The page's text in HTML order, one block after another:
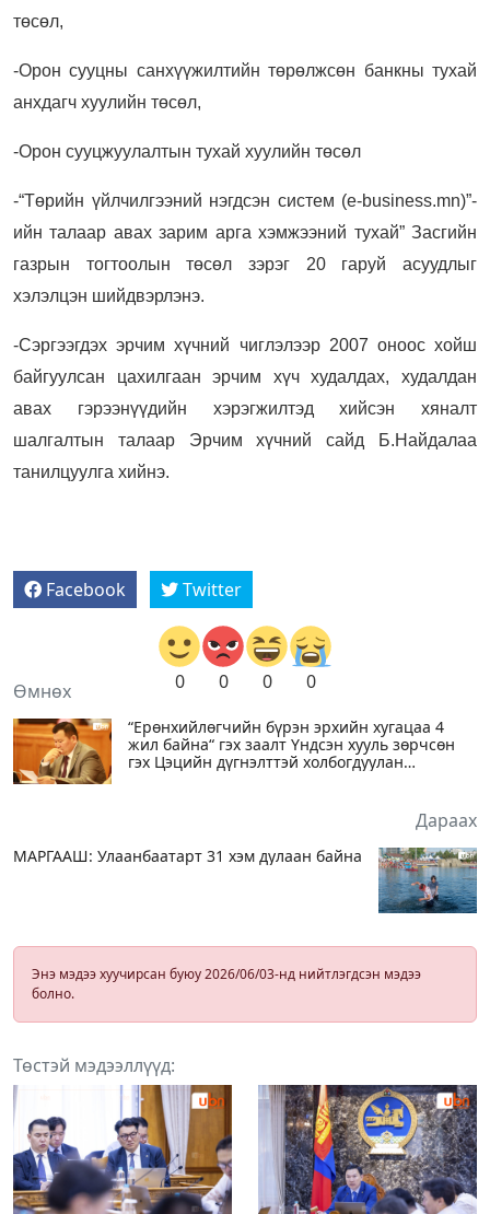
төсөл,
-Орон сууцны санхүүжилтийн төрөлжсөн банкны тухай
анхдагч хуулийн төсөл,
-Орон сууцжуулалтын тухай хуулийн төсөл
-“Төрийн үйлчилгээний нэгдсэн систем (e-business.mn)”-
ийн талаар авах зарим арга хэмжээний тухай” Засгийн
газрын тогтоолын төсөл зэрэг 20 гаруй асуудлыг
хэлэлцэн шийдвэрлэнэ.
-Сэргээгдэх эрчим хүчний чиглэлээр 2007 оноос хойш
байгуулсан цахилгаан эрчим хүч худалдах, худалдан
авах гэрээнүүдийн хэрэгжилтэд хийсэн хяналт
шалгалтын талаар Эрчим хүчний сайд Б.Найдалаа
танилцуулга хийнэ.
Facebook Twitter
0 0 0 0
Өмнөх
“Ерөнхийлөгчийн бүрэн эрхийн хугацаа 4
жил байна“ гэх заалт Үндсэн хууль зөрчсөн
гэх Цэцийн дүгнэлттэй холбогдуулан
Дараах
МАРГААШ: Улаанбаатарт 31 хэм дулаан байна
Энэ мэдээ хуучирсан буюу 2026/06/03-нд нийтлэгдсэн мэдээ
болно.
Төстэй мэдээллүүд: